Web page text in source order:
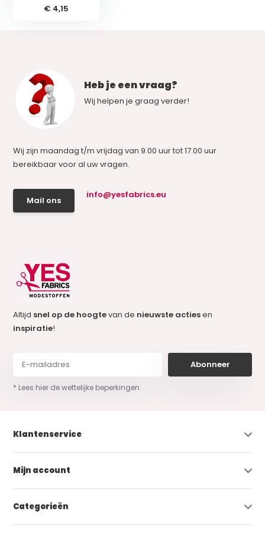
€ 4,15
Heb je een vraag?
Wij helpen je graag verder!
Wij zijn maandag t/m vrijdag van 9.00 uur tot 17.00 uur
bereikbaar voor al uw vragen.
Mail ons
info@yesfabrics.eu
Altijd snel op de hoogtevan de nieuwste actiesen
inspiratie!
Abonneer
* Lees hier de wettelijke beperkingen
Klantenservice
Mijn account
Categorieën